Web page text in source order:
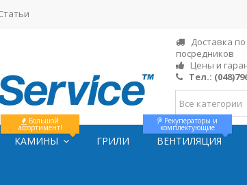
Доставка
посредников
Цены и
Тел.:
КАМИНЫ
Большой
ассортимент!
ГРИЛИ ВЕНТИЛЯЦИЯ
Рекуператоры и
комплектующие